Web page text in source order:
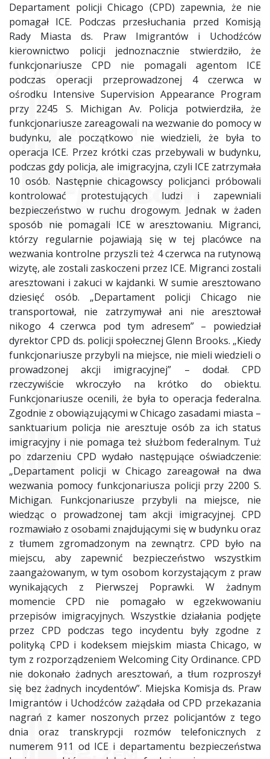
Departament policji Chicago (CPD) zapewnia, że nie
pomagał ICE. Podczas przesłuchania przed Komisją
Rady Miasta ds. Praw Imigrantów i Uchodźców
kierownictwo policji jednoznacznie stwierdziło, że
funkcjonariusze CPD nie pomagali agentom ICE
podczas operacji przeprowadzonej 4 czerwca w
ośrodku Intensive Supervision Appearance Program
przy 2245 S. Michigan Av. Policja potwierdziła, że
funkcjonariusze zareagowali na wezwanie do pomocy w
budynku, ale początkowo nie wiedzieli, że była to
operacja ICE. Przez krótki czas przebywali w budynku,
podczas gdy policja, ale imigracyjna, czyli ICE zatrzymała
10 osób. Następnie chicagowscy policjanci próbowali
kontrolować protestujących ludzi i zapewniali
bezpieczeństwo w ruchu drogowym. Jednak w żaden
sposób nie pomagali ICE w aresztowaniu. Migranci,
którzy regularnie pojawiają się w tej placówce na
wezwania kontrolne przyszli też 4 czerwca na rutynową
wizytę, ale zostali zaskoczeni przez ICE. Migranci zostali
aresztowani i zakuci w kajdanki. W sumie aresztowano
dziesięć osób. „Departament policji Chicago nie
transportował, nie zatrzymywał ani nie aresztował
nikogo 4 czerwca pod tym adresem” – powiedział
dyrektor CPD ds. policji społecznej Glenn Brooks. „Kiedy
funkcjonariusze przybyli na miejsce, nie mieli wiedzieli o
prowadzonej akcji imigracyjnej” – dodał. CPD
rzeczywiście wkroczyło na krótko do obiektu.
Funkcjonariusze ocenili, że była to operacja federalna.
Zgodnie z obowiązującymi w Chicago zasadami miasta –
sanktuarium policja nie aresztuje osób za ich status
imigracyjny i nie pomaga też służbom federalnym. Tuż
po zdarzeniu CPD wydało następujące oświadczenie:
„Departament policji w Chicago zareagował na dwa
wezwania pomocy funkcjonariusza policji przy 2200 S.
Michigan. Funkcjonariusze przybyli na miejsce, nie
wiedząc o prowadzonej tam akcji imigracyjnej. CPD
rozmawiało z osobami znajdującymi się w budynku oraz
z tłumem zgromadzonym na zewnątrz. CPD było na
miejscu, aby zapewnić bezpieczeństwo wszystkim
zaangażowanym, w tym osobom korzystającym z praw
wynikających z Pierwszej Poprawki. W żadnym
momencie CPD nie pomagało w egzekwowaniu
przepisów imigracyjnych. Wszystkie działania podjęte
przez CPD podczas tego incydentu były zgodne z
polityką CPD i kodeksem miejskim miasta Chicago, w
tym z rozporządzeniem Welcoming City Ordinance. CPD
nie dokonało żadnych aresztowań, a tłum rozproszył
się bez żadnych incydentów”. Miejska Komisja ds. Praw
Imigrantów i Uchodźców zażądała od CPD przekazania
nagrań z kamer noszonych przez policjantów z tego
dnia oraz transkrypcji rozmów telefonicznych z
numerem 911 od ICE i departamentu bezpieczeństwa